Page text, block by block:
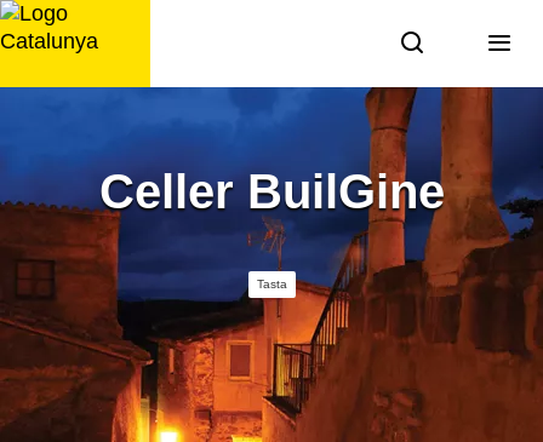
Saltar
al
Celler BuilGine
Tasta